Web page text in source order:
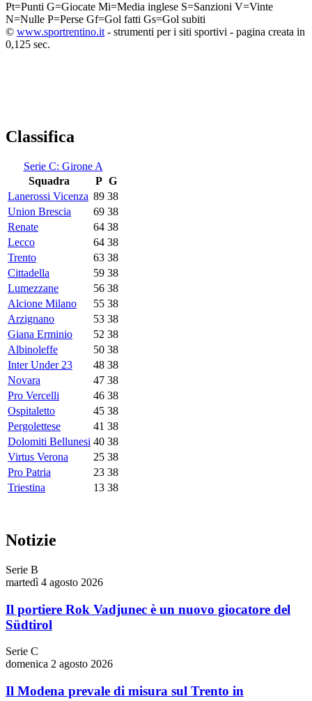
Pt=Punti G=Giocate Mi=Media inglese S=Sanzioni V=Vinte
N=Nulle P=Perse Gf=Gol fatti Gs=Gol subiti
© www.sportrentino.it - strumenti per i siti sportivi - pagina creata in
0,125 sec.
Classifica
Serie C: Girone A
Squadra
P G
Lanerossi Vicenza 89 38
Union Brescia
69 38
Renate
64 38
Lecco
64 38
Trento
63 38
Cittadella
59 38
Lumezzane
56 38
Alcione Milano
55 38
Arzignano
53 38
Giana Erminio
52 38
Albinoleffe
50 38
Inter Under 23
48 38
Novara
47 38
Pro Vercelli
46 38
Ospitaletto
45 38
Pergolettese
41 38
Dolomiti Bellunesi 40 38
Virtus Verona
25 38
Pro Patria
23 38
Triestina
13 38
Notizie
Serie B
martedì 4 agosto 2026
Il portiere Rok Vadjunec è un nuovo giocatore del
Südtirol
Serie C
domenica 2 agosto 2026
Il Modena prevale di misura sul Trento in